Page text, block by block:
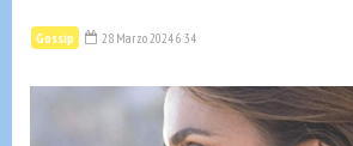
tGossip 28 Marzo 2024 6:34